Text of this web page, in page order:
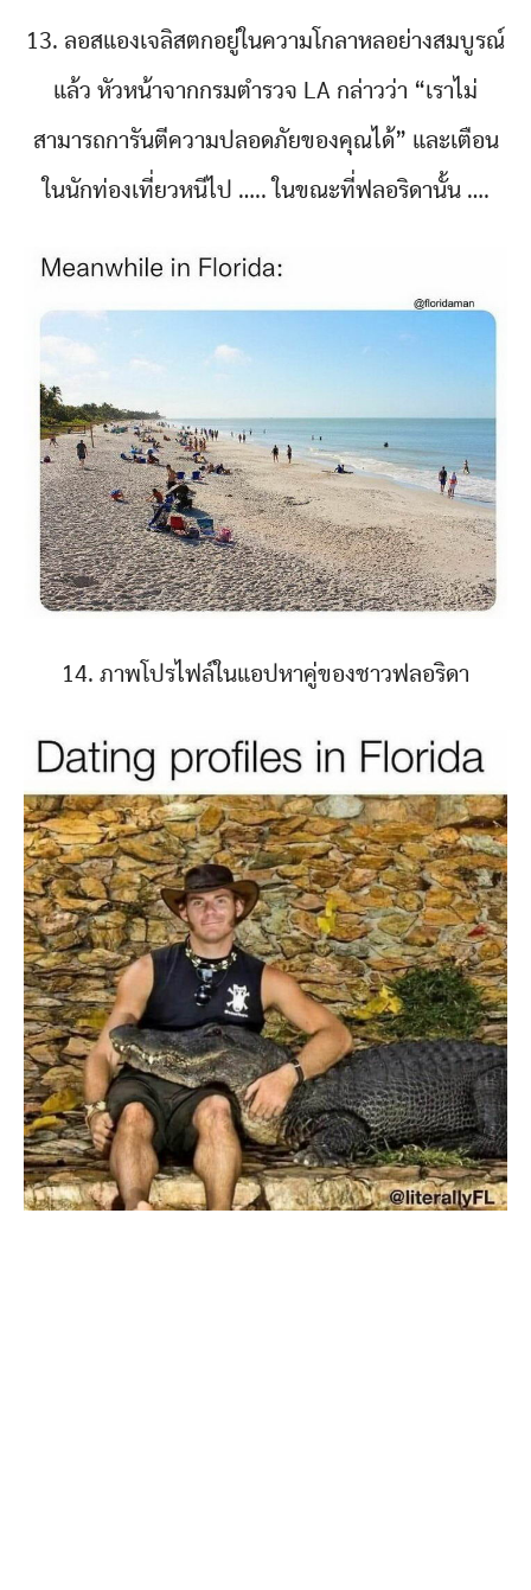
13. ลอสแองเจลิสตกอยู่ในความโกลาหลอย่างสมบูรณ์
แล้ว หัวหน้าจากกรมตำรวจ LA กล่าวว่า “เราไม่
สามารถการันตีความปลอดภัยของคุณได้” และเตือน
ในนักท่องเที่ยวหนีไป ….. ในขณะที่ฟลอริดานั้น ….
14. ภาพโปรไฟล์ในแอปหาคู่ของชาวฟลอริดา